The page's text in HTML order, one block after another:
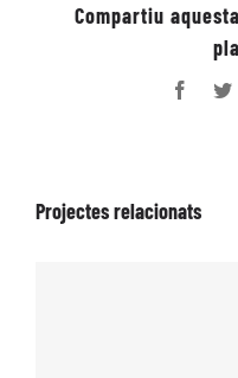
Compartiu
Projectes relacionats